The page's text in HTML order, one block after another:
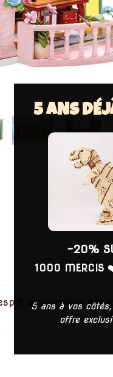
et apportera
5 ANS
-20%
1000 MERCIS
5 ans à vos
offre